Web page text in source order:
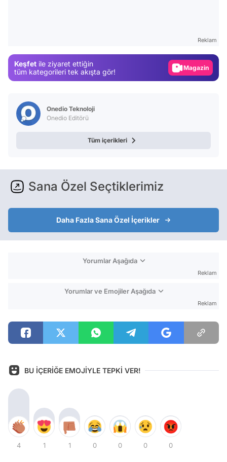
Reklam
Keşfet ile ziyaret ettiğin
tüm kategorileri tek akışta gör!
Magazin
Onedio Teknoloji
Onedio Editörü
Tüm içerikleri
Sana Özel Seçtiklerimiz
Daha Fazla Sana Özel İçerikler
Yorumlar Aşağıda
Reklam
Yorumlar ve Emojiler Aşağıda
Reklam
BU İÇERİĞE EMOJİYLE TEPKİ VER!
4 1 1 0 0 0 0